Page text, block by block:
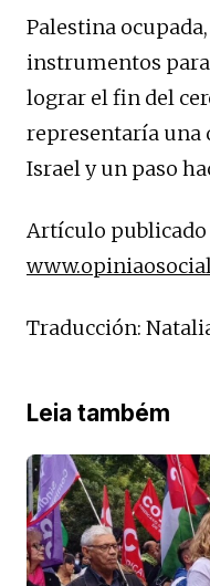
Palestina
instrumentos
lograr el fin del
representaría una
Israel y un paso
Artículo publicado
Traducción:
Leia também